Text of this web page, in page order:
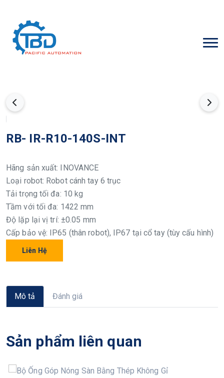
RB- IR-R10-140S-INT
Hãng sản xuất: INOVANCE
Loại robot: Robot cánh tay 6 trục
Tải trọng tối đa: 10 kg
Tầm với tối đa: 1422 mm
Độ lặp lại vị trí: ±0.05 mm
Cấp bảo vệ: IP65 (thân robot), IP67 tại cổ tay (tùy cấu hình)
Liên Hệ
Mô tả Đánh giá
Sản phẩm liên quan